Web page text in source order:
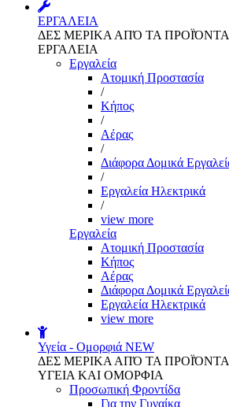
ΕΡΓΑΛΕΙΑ
ΔΕΣ ΜΕΡΙΚΑ ΑΠΌ ΤΑ
ΕΡΓΑΛΕΙΑ
Εργαλεία
Aτομική Προστασία
/
Kήπος
/
Αέρας
/
Διάφορα Δομικά
/
Εργαλεία Ηλεκτρικά
/
view more
Εργαλεία
Aτομική Προστασία
Kήπος
Αέρας
Διάφορα Δομικά
Εργαλεία Ηλεκτρικά
view more
Υγεία - Ομορφιά NEW
ΔΕΣ ΜΕΡΙΚΑ ΑΠΌ ΤΑ
ΥΓΕΙΑ ΚΑΙ ΟΜΟΡΦΙΑ
Προσωπική Φροντίδα
Για την Γυναίκα